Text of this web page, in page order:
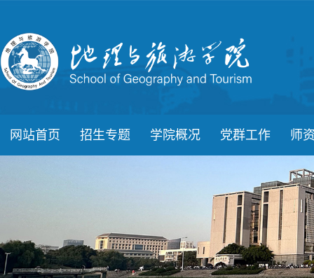
网站首页 招生专题 学院概况 党群工作 师